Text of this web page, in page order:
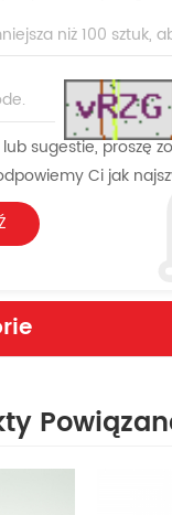
sugestie, proszę
Ci jak